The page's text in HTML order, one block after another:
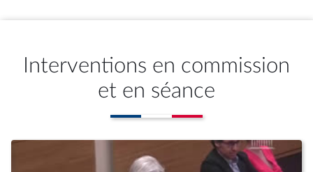
Interventions en commission
et en séance